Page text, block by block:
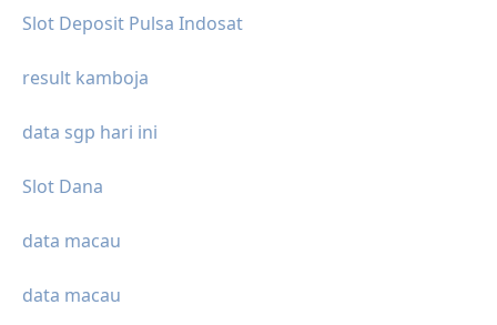
Slot Deposit Pulsa Indosat
result kamboja
data sgp hari ini
Slot Dana
data macau
data macau